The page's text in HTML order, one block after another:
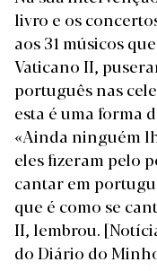
livro e os
aos 31 músicos
Vaticano II,
português nas
esta é uma forma
«Ainda ninguém
eles fizeram pelo
cantar em
que é como se
II, lembrou.
do Diário do